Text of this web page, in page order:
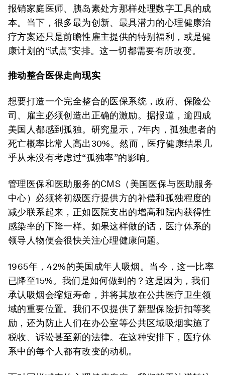
报销家庭医师、胰岛素处方那样处理数字工具的成
本。当下，很多最为创新、最具潜力的心理健康治
疗方案还只是前瞻性雇主提供的特别福利，或是健
康计划的“试点”安排。这一切都需要有所改变。
推动整合医保走向现实
想要打造一个完全整合的医保系统，政府、保险公
司、雇主必须创造出正确的激励。据报道，逾四成
美国人都感到孤独。研究显示，7年内，孤独患者的
死亡概率比常人高出30%。然而，医疗健康结果几
乎从来没有考虑过“孤独率”的影响。
管理医保和医助服务的CMS（美国医保与医助服务
中心）必须将初级医疗提供方的补偿和孤独程度的
减少联系起来，正如医院支出的增高和院内获得性
感染率的下降一样。如果这样做的话，医疗体系的
领导人物便会很快关注心理健康问题。
1965年，42%的美国成年人吸烟。当今，这一比率
已降至15%。我们是如何做到的？这是因为，我们
承认吸烟会缩短寿命，并将其放在公共医疗卫生领
域的重要位置。我们不仅提供了新型保险折扣等奖
励，还为防止人们在办公室等公共区域吸烟实施了
税收、诉讼甚至新的法律。在这种安排下，医疗体
系中的每个人都有改变的动机。